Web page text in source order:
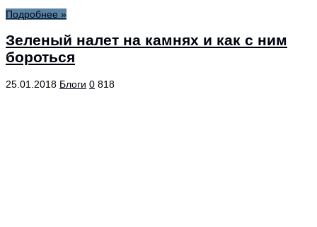
Подробнее »
Зелeный налет на камнях и как с ним
бороться
25.01.2018 Блоги 0 818